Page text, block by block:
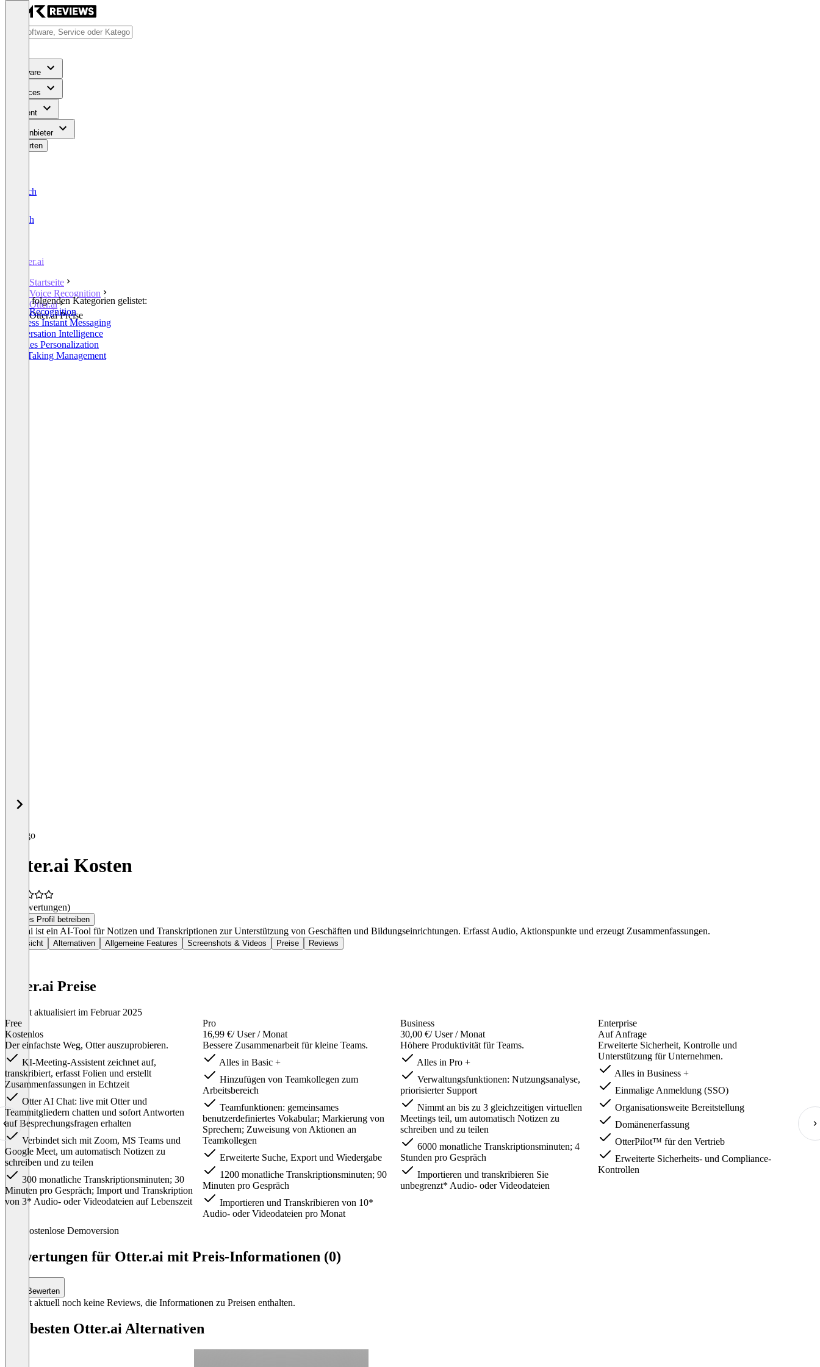
Software
Services
Content
Für Anbieter
Bewerten
Deutsch
English
Otter.ai
Startseite
Voice Recognition
Otter.ai
Otter.ai Preise
In den folgenden Kategorien gelistet:
Voice Recognition
Business Instant Messaging
Conversation Intelligence
AI Sales Personalization
Note-Taking Management
Otter.ai Kosten
(0 Bewertungen)
Dieses Profil betreiben
Otter.ai ist ein AI-Tool für Notizen und Transkriptionen zur Unterstützung von Geschäften und Bildungseinrichtungen. Erfasst Audio, Aktionspunkte und erzeugt Zusammenfassungen.
Übersicht Alternativen Allgemeine Features Screenshots & Videos Preise Reviews
Otter.ai Preise
Zuletzt aktualisiert im Februar 2025
Free
Kostenlos
Der einfachste Weg, Otter auszuprobieren.
KI-Meeting-Assistent zeichnet auf,
transkribiert, erfasst Folien und erstellt
Zusammenfassungen in Echtzeit
Otter AI Chat: live mit Otter und
Teammitgliedern chatten und sofort Antworten
auf Besprechungsfragen erhalten
Verbindet sich mit Zoom, MS Teams und
Google Meet, um automatisch Notizen zu
schreiben und zu teilen
300 monatliche Transkriptionsminuten; 30
Minuten pro Gespräch; Import und Transkription
von 3* Audio- oder Videodateien auf Lebenszeit
Pro
16,99 €/ User / Monat
Bessere Zusammenarbeit für kleine Teams.
Alles in Basic +
Hinzufügen von Teamkollegen zum
Arbeitsbereich
Teamfunktionen: gemeinsames
benutzerdefiniertes Vokabular; Markierung von
Sprechern; Zuweisung von Aktionen an
Teamkollegen
Erweiterte Suche, Export und Wiedergabe
1200 monatliche Transkriptionsminuten; 90
Minuten pro Gespräch
Importieren und Transkribieren von 10*
Audio- oder Videodateien pro Monat
Business
30,00 €/ User / Monat
Höhere Produktivität für Teams.
Alles in Pro +
Verwaltungsfunktionen: Nutzungsanalyse,
priorisierter Support
Nimmt an bis zu 3 gleichzeitigen virtuellen
Meetings teil, um automatisch Notizen zu
schreiben und zu teilen
6000 monatliche Transkriptionsminuten; 4
Stunden pro Gespräch
Importieren und transkribieren Sie
unbegrenzt* Audio- oder Videodateien
Enterprise
Auf Anfrage
Erweiterte Sicherheit, Kontrolle und
Unterstützung für Unternehmen.
Alles in Business +
Einmalige Anmeldung (SSO)
Organisationsweite Bereitstellung
Domänenerfassung
OtterPilot™ für den Vertrieb
Erweiterte Sicherheits- und Compliance-
Kontrollen
Kostenlose Demoversion
Bewertungen für Otter.ai mit Preis-Informationen (0)
Bewerten
Es gibt aktuell noch keine Reviews, die Informationen zu Preisen enthalten.
Die besten Otter.ai Alternativen